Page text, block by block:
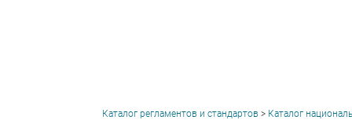
Каталог регламентов и стандартов > Каталог